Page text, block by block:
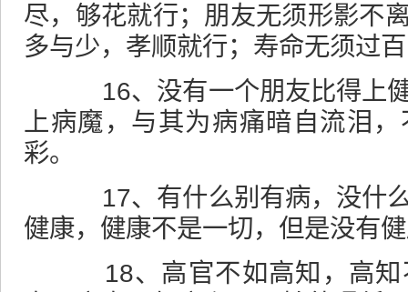
尽，够花就行；朋友无须形影不
多与少，孝顺就行；寿命无须过
16、没有一个朋友比得上健
上病魔，与其为病痛暗自流泪
彩。
17、有什么别有病，没什么
健康，健康不是一切，但是没有
18、高官不如高知，高知